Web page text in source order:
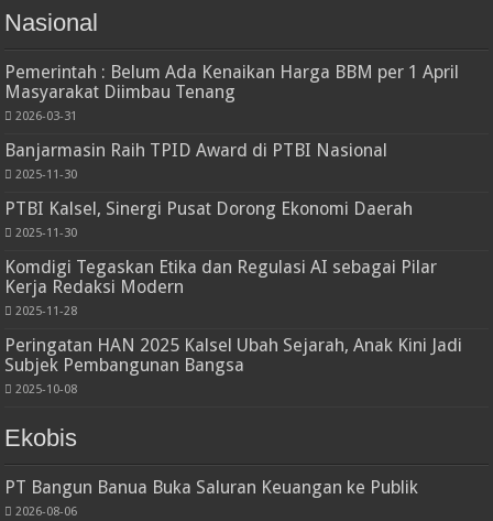
Nasional
Pemerintah : Belum Ada Kenaikan Harga BBM per 1 April
Masyarakat Diimbau Tenang
2026-03-31
Banjarmasin Raih TPID Award di PTBI Nasional
2025-11-30
PTBI Kalsel, Sinergi Pusat Dorong Ekonomi Daerah
2025-11-30
Komdigi Tegaskan Etika dan Regulasi AI sebagai Pilar
Kerja Redaksi Modern
2025-11-28
Peringatan HAN 2025 Kalsel Ubah Sejarah, Anak Kini Jadi
Subjek Pembangunan Bangsa
2025-10-08
Ekobis
PT Bangun Banua Buka Saluran Keuangan ke Publik
2026-08-06